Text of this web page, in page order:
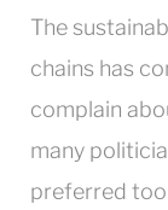
The
chains has
complain
many
preferred